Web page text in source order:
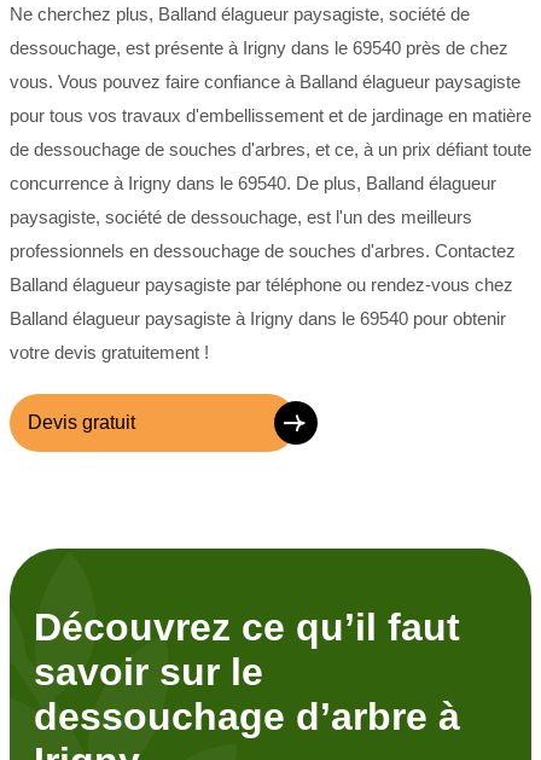
Ne cherchez plus, Balland élagueur paysagiste, société de
dessouchage, est présente à Irigny dans le 69540 près de chez
vous. Vous pouvez faire confiance à Balland élagueur paysagiste
pour tous vos travaux d'embellissement et de jardinage en matière
de dessouchage de souches d'arbres, et ce, à un prix défiant toute
concurrence à Irigny dans le 69540. De plus, Balland élagueur
paysagiste, société de dessouchage, est l'un des meilleurs
professionnels en dessouchage de souches d'arbres. Contactez
Balland élagueur paysagiste par téléphone ou rendez-vous chez
Balland élagueur paysagiste à Irigny dans le 69540 pour obtenir
votre devis gratuitement !
Devis gratuit
Découvrez ce qu’il faut
savoir sur le
dessouchage d’arbre à